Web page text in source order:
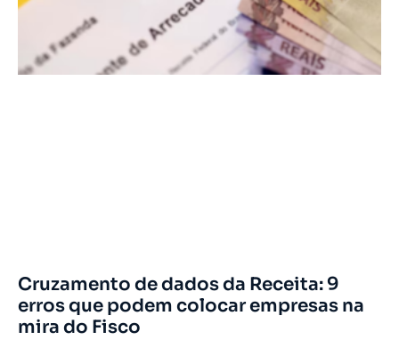
Cruzamento de dados da Receita: 9
erros que podem colocar empresas na
mira do Fisco